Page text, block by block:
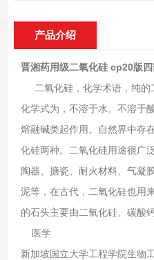
产品介绍
晋湘药用级二氧化硅 cp20版
二氧化硅，化学术语，纯的
化学式为，不溶于水。不溶于
熔融碱类起作用。自然界中存
化硅两种。二氧化硅用途很广
陶器、搪瓷、耐火材料、气凝
泥等，在古代，二氧化硅也用
的石头主要由二氧化硅、碳酸钙
医学
新加坡国立大学工程学院生物